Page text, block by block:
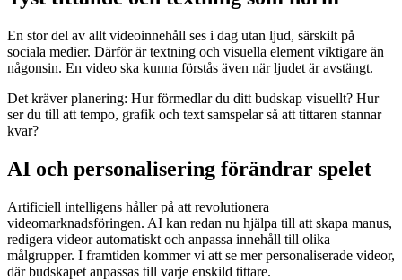
En stor del av allt videoinnehåll ses i dag utan ljud, särskilt på
sociala medier. Därför är textning och visuella element viktigare än
någonsin. En video ska kunna förstås även när ljudet är avstängt.
Det kräver planering: Hur förmedlar du ditt budskap visuellt? Hur
ser du till att tempo, grafik och text samspelar så att tittaren stannar
kvar?
AI och personalisering förändrar spelet
Artificiell intelligens håller på att revolutionera
videomarknadsföringen. AI kan redan nu hjälpa till att skapa manus,
redigera videor automatiskt och anpassa innehåll till olika
målgrupper. I framtiden kommer vi att se mer personaliserade videor,
där budskapet anpassas till varje enskild tittare.